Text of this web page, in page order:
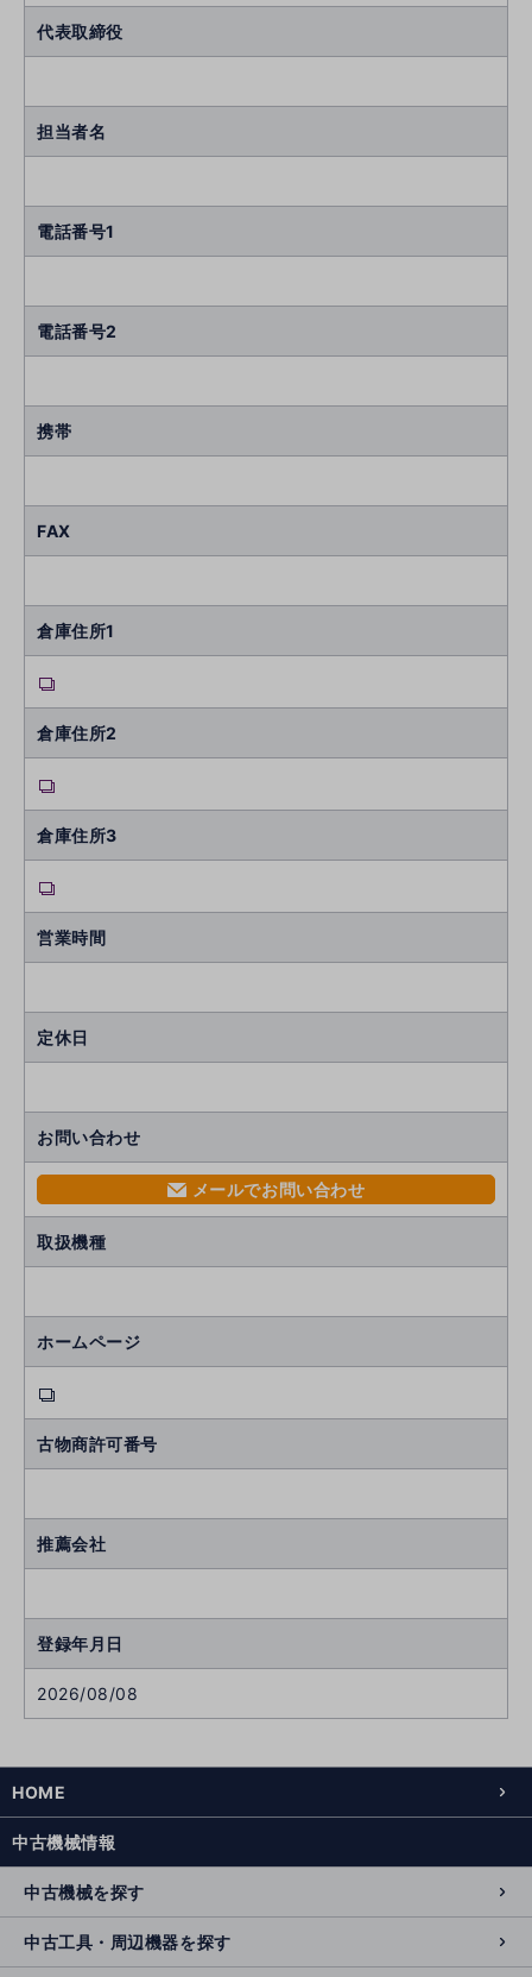
代表取締役
担当者名
電話番号1
電話番号2
携帯
FAX
倉庫住所1
倉庫住所2
倉庫住所3
営業時間
定休日
お問い合わせ
mail メールでお問い合わせ
取扱機種
ホームページ
古物商許可番号
推薦会社
登録年月日
2026/08/08
HOME
中古機械情報
中古機械を探す
中古工具・周辺機器を探す